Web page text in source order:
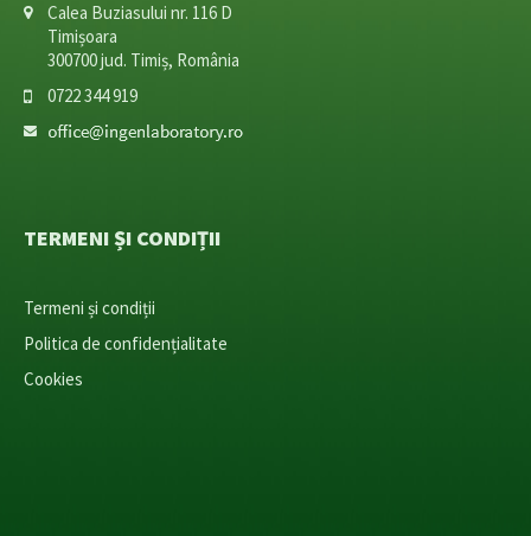
Calea Buziasului nr. 116 D
Timișoara
300700 jud. Timiș, România
0722 344 919
TERMENI ȘI CONDIȚII
Termeni și condiții
Politica de confidențialitate
Cookies